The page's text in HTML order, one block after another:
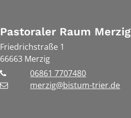
Pastoraler Raum Merzig
Friedrichstraße 1
66663 Merzig
06861 7707480
merzig@bistum-trier.de